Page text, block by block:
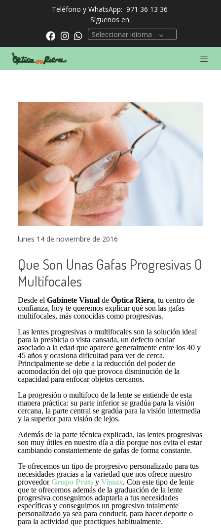
Teléfono y WhatsApp: 971 36 13 36
Síguenos en:
Seleccionar idioma
lunes 14 de noviembre de 2016
Que Son Unas Gafas Progresivas O
Multifocales
Desde el Gabinete Visual de Óptica Riera, tu centro de
confianza, hoy te queremos explicar qué son las gafas
multifocales, más conocidas como progresivas.
Las lentes progresivas o multifocales son la solución ideal
para la presbicia o vista cansada, un defecto ocular
asociado a la edad que aparece generalmente entre los 40 y
45 años y ocasiona dificultad para ver de cerca.
Principalmente se debe a la reducción del poder de
acomodación del ojo que provoca disminución de la
capacidad para enfocar objetos cercanos.
La progresión o multifoco de la lente se entiende de esta
manera práctica: su parte inferior se gradúa para la visión
cercana, la parte central se gradúa para la visión intermedia
y la superior para visión de lejos.
Además de la parte técnica explicada, las lentes progresivas
son muy útiles en nuestro día a día porque nos evita el estar
cambiando constantemente de gafas de forma constante.
Te ofrecemos un tipo de progresivo personalizado para tus
necesidades gracias a la variedad que nos ofrece nuestro
proveedor Grupo Prats y Vimax. Con este tipo de lente
que te ofrecemos además de la graduación de la lente
progresiva conseguimos adaptarla a tus necesidades
específicas y conseguimos un progresivo totalmente
personalizado ya sea para conducir, para hacer deporte o
para la actividad que practiques habitualmente.